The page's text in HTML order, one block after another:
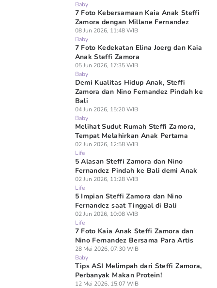
Baby
7 Foto Kebersamaan Kaia Anak Steffi
Zamora dengan Millane Fernandez
08 Jun 2026, 11:48 WIB
Baby
7 Foto Kedekatan Elina Joerg dan Kaia
Anak Steffi Zamora
05 Jun 2026, 17:35 WIB
Baby
Demi Kualitas Hidup Anak, Steffi
Zamora dan Nino Fernandez Pindah ke
Bali
04 Jun 2026, 15:20 WIB
Baby
Melihat Sudut Rumah Steffi Zamora,
Tempat Melahirkan Anak Pertama
02 Jun 2026, 12:58 WIB
Life
5 Alasan Steffi Zamora dan Nino
Fernandez Pindah ke Bali demi Anak
02 Jun 2026, 11:28 WIB
Life
5 Impian Steffi Zamora dan Nino
Fernandez saat Tinggal di Bali
02 Jun 2026, 10:08 WIB
Life
7 Foto Kaia Anak Steffi Zamora dan
Nino Fernandez Bersama Para Artis
28 Mei 2026, 07:30 WIB
Baby
Tips ASI Melimpah dari Steffi Zamora,
Perbanyak Makan Protein!
12 Mei 2026, 15:07 WIB